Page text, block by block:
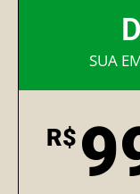
SUA
R$